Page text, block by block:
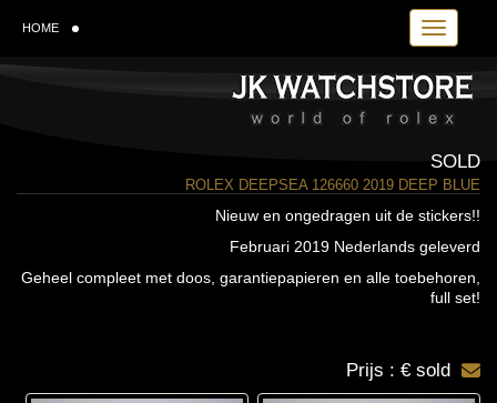
Toggle
HOME
SOLD
ROLEX DEEPSEA 126660 2019 DEEP BLUE
Nieuw en ongedragen uit de stickers!!
Februari 2019 Nederlands geleverd
Geheel compleet met doos, garantiepapieren en alle toebehoren,
full set!
Prijs : € sold